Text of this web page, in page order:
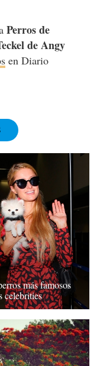
Perros de
de Angy
en Diario
más famosos
celebrities